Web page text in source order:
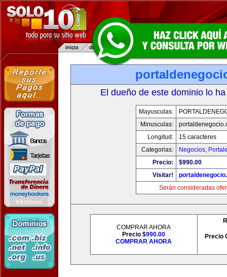
El dueño de este dominio lo
Mayusculas:
Minusculas:
Longitud:
15 caracteres
Categorias:
Negocios,
Precio:
$990.00
Visitar!
Serán consideradas
COMPRAR AHORA
Precio $990.00
COMPRAR AHORA
Precio